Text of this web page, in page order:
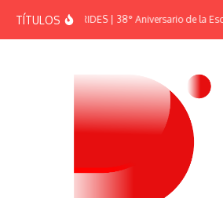
TÍTULOSEFEMÉRIDES | 38° Aniversario de la